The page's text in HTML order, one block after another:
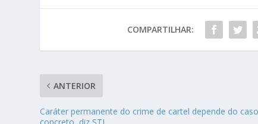
COMPARTILHAR:
ANTERIOR
Caráter permanente do crime de cartel depende do caso